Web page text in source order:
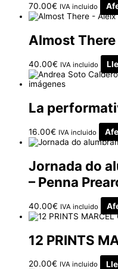
70.00€ IVA incluido
Almost
40.00€ IVA incluido
La
16.00€ IVA incluido
Jornada do
– Penna
40.00€ IVA incluido
12 PRINTS
20.00€ IVA incluido